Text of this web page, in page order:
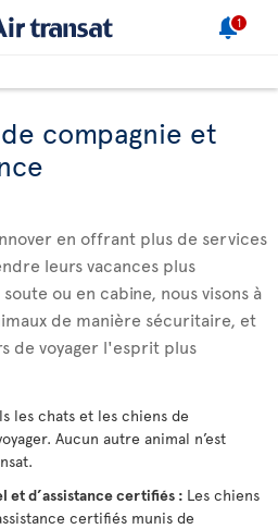
1
compagnie et
en offrant plus de services
leurs vacances plus
ou en cabine, nous visons à
de manière sécuritaire, et
de voyager l'esprit plus
les chats et les chiens de
Aucun autre animal n’est
et d’assistance certifiés : Les chiens
certifiés munis de